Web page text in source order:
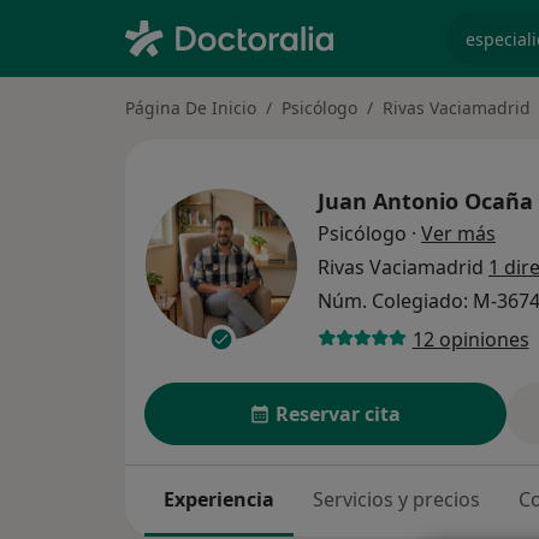
Página De Inicio Psicólogo Rivas Vaciamadrid
Juan Antonio
Psicólogo · Ver más
Rivas Vaciamadrid 1
Núm. Colegiado: M-
12 opiniones
Reservar cita
Experiencia Servicios y precios